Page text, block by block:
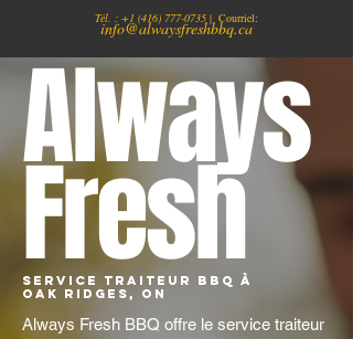
Tél. : +1 (416) 777-0735 | Courriel:
info@alwaysfreshbbq.ca
Always
Fresh
Service traiteur BBQ à
Oak Ridges, ON
Always Fresh BBQ offre le service traiteur